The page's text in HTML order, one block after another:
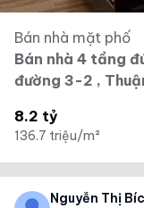
Bán nhà mặt phố
Bán nhà 4 tầng
đường 3-2 ,
8.2 tỷ
136.7 triệu/m²
Nguyễn Thị